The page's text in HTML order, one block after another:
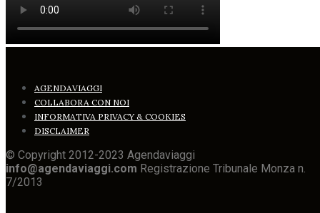
AGENDAVIAGGI
COLLABORA CON NOI
INFORMATIVA PRIVACY & COOKIES
DISCLAIMER
© Copyright 2012-2023 Agendaviaggi
info@agendaviaggi.com Registrazione Tribunale Monza n.
7/2013